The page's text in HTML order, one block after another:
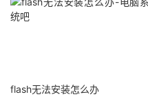
flash无法安装怎么办